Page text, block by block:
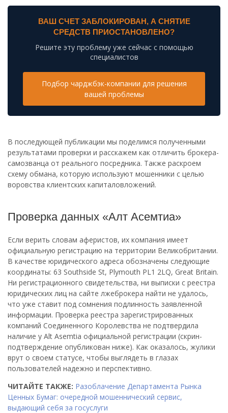
ВАШ СЧЕТ ЗАБЛОКИРОВАН, А СНЯТИЕ
СРЕДСТВ ПРИОСТАНОВЛЕНО?
Решите эту проблему уже сейчас с помощью
специалистов
Подбор чарджбэк-компании для решения
вашей проблемы
В последующей публикации мы поделимся полученными
результатами проверки и расскажем как отличить брокера-
самозванца от реального посредника. Также раскроем
схему обмана, которую используют мошенники с целью
воровства клиентских капиталовложений.
Проверка данных «Алт Асемтиа»
Если верить словам аферистов, их компания имеет
официальную регистрацию на территории Великобритании.
В качестве юридического адреса обозначены следующие
координаты: 63 Southside St, Plymouth PL1 2LQ, Great Britain.
Ни регистрационного свидетельства, ни выписки с реестра
юридических лиц на сайте лжеброкера найти не удалось,
что уже ставит под сомнения подлинность заявленной
информации. Проверка реестра зарегистрированных
компаний Соединенного Королевства не подтвердила
наличие у Alt Asemtia официальной регистрации (скрин-
подтверждение опубликован ниже). Как оказалось, жулики
врут о своем статусе, чтобы выглядеть в глазах
пользователей надежно и перспективно.
ЧИТАЙТЕ ТАКЖЕ: Разоблачение Департамента Рынка
Ценных Бумаг: очередной мошеннический сервис,
выдающий себя за госуслуги